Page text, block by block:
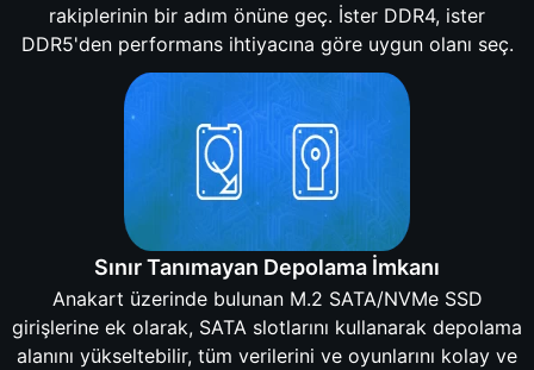
rakiplerinin bir adım önüne geç. İster DDR4, ister
DDR5'den performans ihtiyacına göre uygun olanı seç.
Sınır Tanımayan Depolama İmkanı
Anakart üzerinde bulunan M.2 SATA/NVMe SSD
girişlerine ek olarak, SATA slotlarını kullanarak depolama
alanını yükseltebilir, tüm verilerini ve oyunlarını kolay ve